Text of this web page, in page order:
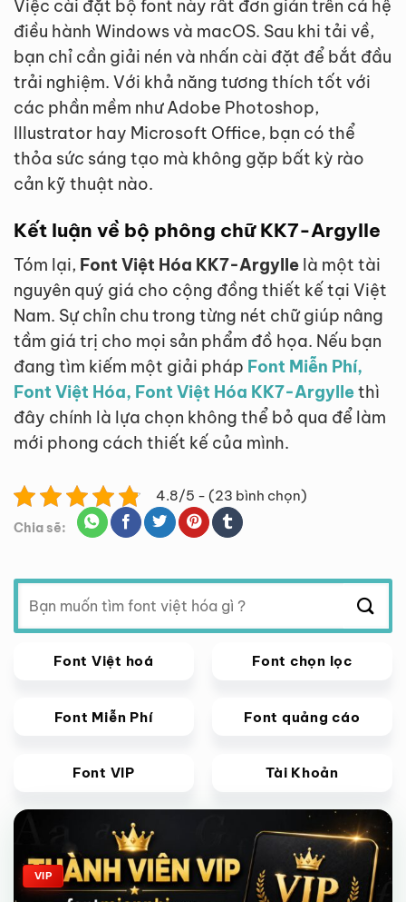
Việc cài đặt bộ font này rất đơn giản trên cả hệ
điều hành Windows và macOS. Sau khi tải về,
bạn chỉ cần giải nén và nhấn cài đặt để bắt đầu
trải nghiệm. Với khả năng tương thích tốt với
các phần mềm như Adobe Photoshop,
Illustrator hay Microsoft Office, bạn có thể
thỏa sức sáng tạo mà không gặp bất kỳ rào
cản kỹ thuật nào.
Kết luận về bộ phông chữ KK7-Argylle
Tóm lại, Font Việt Hóa KK7-Argylle là một tài
nguyên quý giá cho cộng đồng thiết kế tại Việt
Nam. Sự chỉn chu trong từng nét chữ giúp nâng
tầm giá trị cho mọi sản phẩm đồ họa. Nếu bạn
đang tìm kiếm một giải pháp Font Miễn Phí,
Font Việt Hóa, Font Việt Hóa KK7-Argyllethì
đây chính là lựa chọn không thể bỏ qua để làm
mới phong cách thiết kế của mình.
4.8/5 - (23 bình chọn)
Chia sẽ:
Tìm
kiếm:
Font Việt hoá Font chọn lọc
Font Miễn Phí Font quảng cáo
Font VIP Tài Khoản
Giảm giá!
VIP